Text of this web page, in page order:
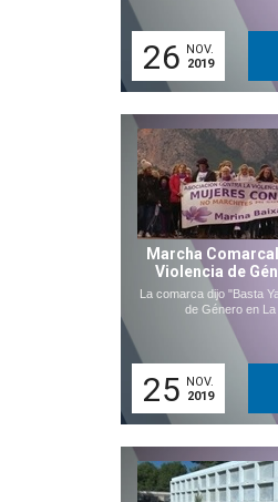
26 NOV.
2019
Marcha
Violencia de
La comarca dijo "Basta
de Género en
25 NOV.
2019